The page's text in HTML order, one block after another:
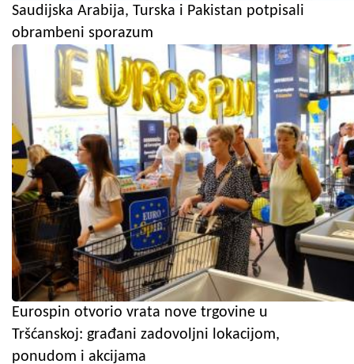
Saudijska Arabija, Turska i Pakistan potpisali
obrambeni sporazum
Eurospin otvorio vrata nove trgovine u
Tršćanskoj: građani zadovoljni lokacijom,
ponudom i akcijama